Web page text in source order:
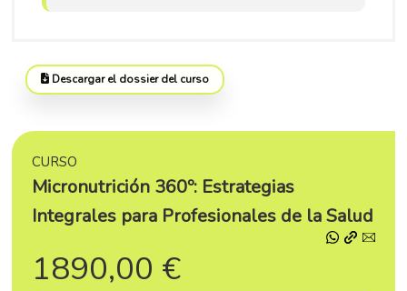
Descargar el dossier del curso
CURSO
Micronutrición 360º: Estrategias
Integrales para Profesionales de la Salud
1890,00 €